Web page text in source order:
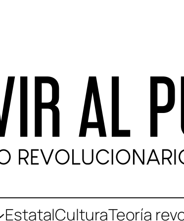
EstatalCulturaTeoría